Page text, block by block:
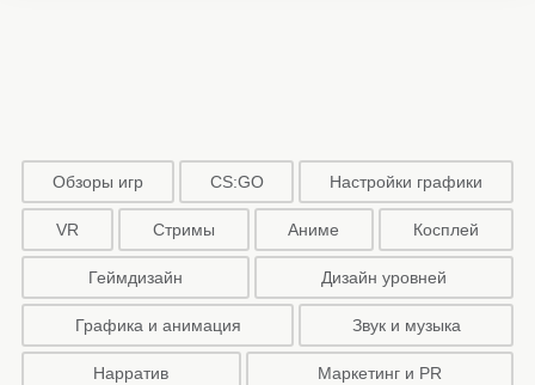
Обзоры игр CS:GO Настройки графики
VR Стримы Аниме Косплей
Геймдизайн Дизайн уровней
Графика и анимация Звук и музыка
Нарратив Маркетинг и PR